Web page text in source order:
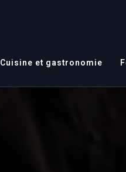
Cuisine et gastronomie